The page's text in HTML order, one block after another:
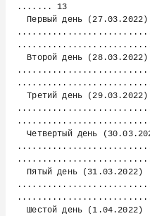
....... 13
  Третий день (29.03.2022)
  Четвертый день (30.03.2022)
  Шестой день (1.04.2022)